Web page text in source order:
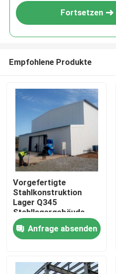
Zu Hause
Produkte
Über uns
Fortsetzen
Empfohlene Produkte
Vorgefertigte
Stahlkonstruktion
Lager Q345
Stahllagergebäude
Anfrage absenden